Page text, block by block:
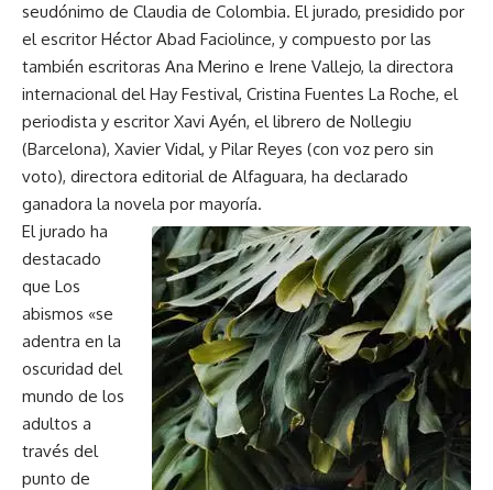
seudónimo de Claudia de Colombia. El jurado, presidido por
el escritor Héctor Abad Faciolince, y compuesto por las
también escritoras Ana Merino e Irene Vallejo, la directora
internacional del Hay Festival, Cristina Fuentes La Roche, el
periodista y escritor Xavi Ayén, el librero de Nollegiu
(Barcelona), Xavier Vidal, y Pilar Reyes (con voz pero sin
voto), directora editorial de Alfaguara, ha declarado
ganadora la novela por mayoría.
El jurado ha
destacado
que Los
abismos «se
adentra en la
oscuridad del
mundo de los
adultos a
través del
punto de